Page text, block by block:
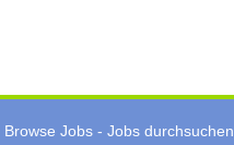
Browse Jobs - Jobs durchsuchen